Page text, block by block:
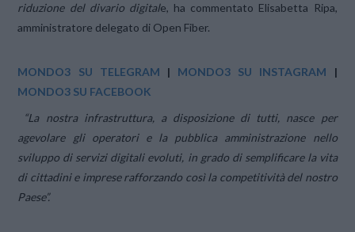
riduzione del divario digitale, ha commentato Elisabetta Ripa,
amministratore delegato di Open Fiber.
MONDO3 SU TELEGRAM | MONDO3 SU INSTAGRAM |
MONDO3 SU FACEBOOK
“La nostra infrastruttura, a disposizione di tutti, nasce per
agevolare gli operatori e la pubblica amministrazione nello
sviluppo di servizi digitali evoluti, in grado di semplificare la vita
di cittadini e imprese rafforzando così la competitività del nostro
Paese”.